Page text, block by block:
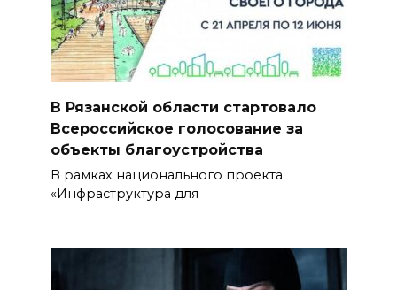
В Рязанской области стартовало
Всероссийское голосование за
объекты благоустройства
В рамках национального проекта
«Инфраструктура для